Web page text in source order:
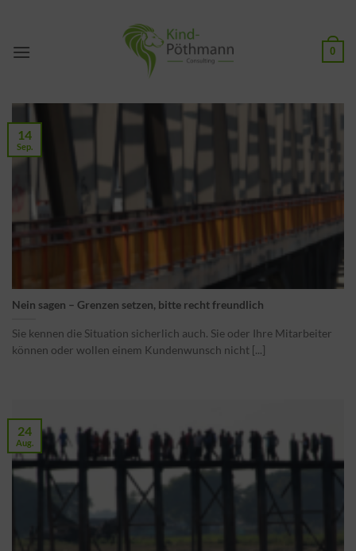
springen
0
Nein sagen – Grenzen setzen, bitte recht freundlich
Sie kennen die Situation sicherlich auch. Sie oder Ihre Mitarbeiter
können oder wollen einem Kundenwunsch nicht [...]
14
Sep.
24
Aug.